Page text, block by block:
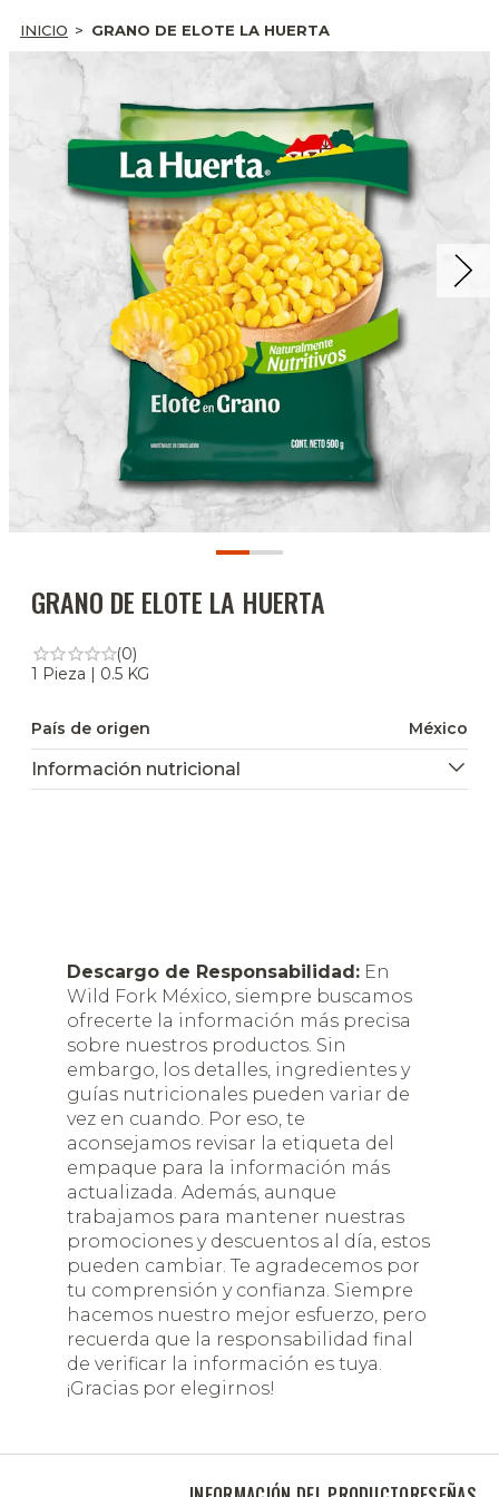
INICIO GRANO DE ELOTE LA HUERTA
GRANO DE ELOTE LA HUERTA
(0)
1 Pieza | 0.5 KG
País de origen México
Información nutricional
Descargo de Responsabilidad: En
Wild Fork México, siempre buscamos
ofrecerte la información más precisa
sobre nuestros productos. Sin
embargo, los detalles, ingredientes y
guías nutricionales pueden variar de
vez en cuando. Por eso, te
aconsejamos revisar la etiqueta del
empaque para la información más
actualizada. Además, aunque
trabajamos para mantener nuestras
promociones y descuentos al día, estos
pueden cambiar. Te agradecemos por
tu comprensión y confianza. Siempre
hacemos nuestro mejor esfuerzo, pero
recuerda que la responsabilidad final
de verificar la información es tuya.
¡Gracias por elegirnos!